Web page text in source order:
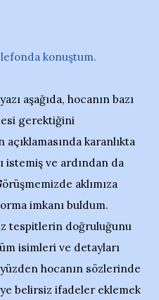
konuştum.
aşağıda, hocanın bazı
gerektiğini
açıklamasında karanlıkta
istemiş ve ardından da
aklımıza
imkanı buldum.
tespitlerin doğruluğunu
isimleri ve detayları
yüzden hocanın sözlerinde
belirsiz ifadeler eklemek